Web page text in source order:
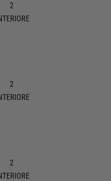
2
2
2